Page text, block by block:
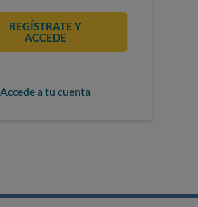
REGÍSTRATE Y
ACCEDE
Accede a tu cuenta